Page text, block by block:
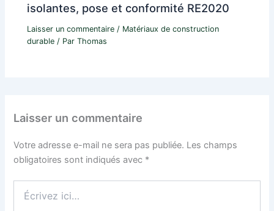
isolantes, pose et conformité RE2020
Laisser un commentaire / Matériaux de construction
durable / ParThomas
Laisser un commentaire
Votre adresse e-mail ne sera pas publiée. Les champs
obligatoires sont indiqués avec *
ici…